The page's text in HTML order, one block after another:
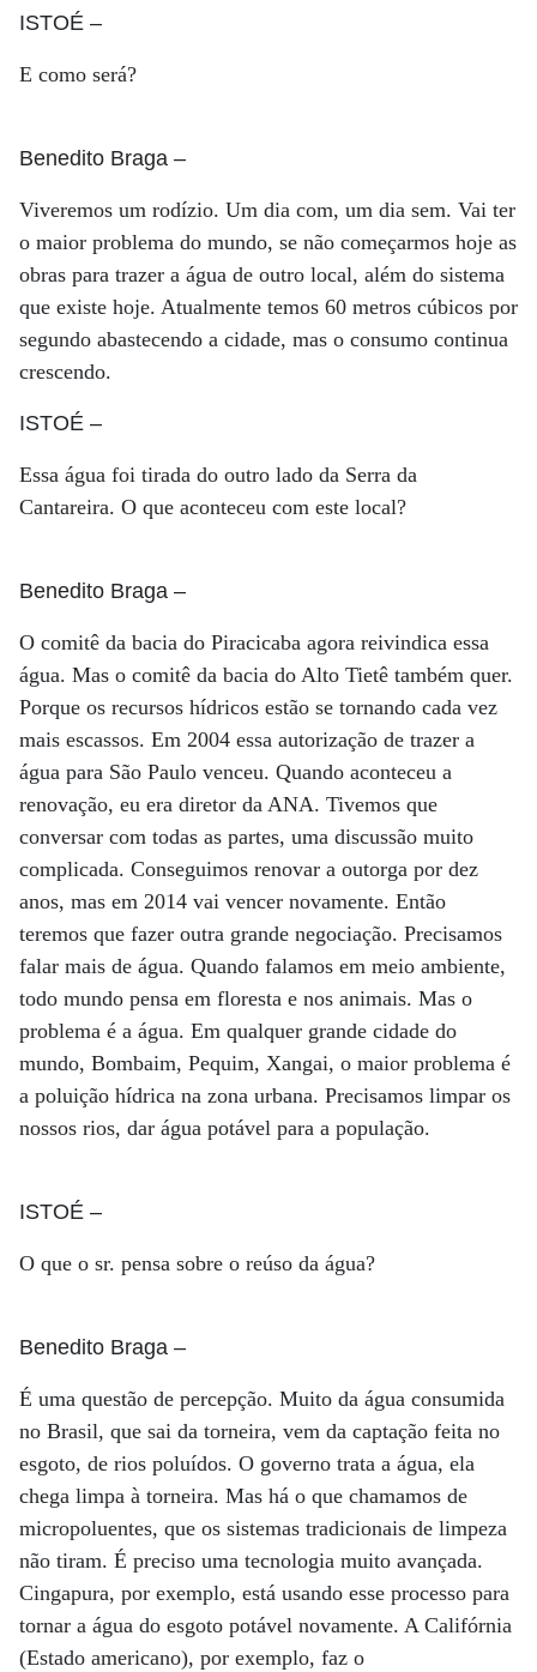
ISTOÉ –
E como será?
Benedito Braga –
Viveremos um rodízio. Um dia com, um dia sem. Vai ter
o maior problema do mundo, se não começarmos hoje as
obras para trazer a água de outro local, além do sistema
que existe hoje. Atualmente temos 60 metros cúbicos por
segundo abastecendo a cidade, mas o consumo continua
crescendo.
ISTOÉ –
Essa água foi tirada do outro lado da Serra da
Cantareira. O que aconteceu com este local?
Benedito Braga –
O comitê da bacia do Piracicaba agora reivindica essa
água. Mas o comitê da bacia do Alto Tietê também quer.
Porque os recursos hídricos estão se tornando cada vez
mais escassos. Em 2004 essa autorização de trazer a
água para São Paulo venceu. Quando aconteceu a
renovação, eu era diretor da ANA. Tivemos que
conversar com todas as partes, uma discussão muito
complicada. Conseguimos renovar a outorga por dez
anos, mas em 2014 vai vencer novamente. Então
teremos que fazer outra grande negociação. Precisamos
falar mais de água. Quando falamos em meio ambiente,
todo mundo pensa em floresta e nos animais. Mas o
problema é a água. Em qualquer grande cidade do
mundo, Bombaim, Pequim, Xangai, o maior problema é
a poluição hídrica na zona urbana. Precisamos limpar os
nossos rios, dar água potável para a população.
ISTOÉ –
O que o sr. pensa sobre o reúso da água?
Benedito Braga –
É uma questão de percepção. Muito da água consumida
no Brasil, que sai da torneira, vem da captação feita no
esgoto, de rios poluídos. O governo trata a água, ela
chega limpa à torneira. Mas há o que chamamos de
micropoluentes, que os sistemas tradicionais de limpeza
não tiram. É preciso uma tecnologia muito avançada.
Cingapura, por exemplo, está usando esse processo para
tornar a água do esgoto potável novamente. A Califórnia
(Estado americano), por exemplo, faz o